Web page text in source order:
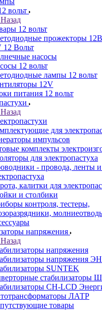
вольт
Назад
12 вольт
прожекторы 12В
12 Вольт
насосы
12 вольт
лампы 12 вольт
12V
питания 12 вольт
Назад
для
импульсов
комплекты
для электропастуха
- провода, ленты и
калитки для
и столбики
контроля, тестеры,
напряжения
Назад
напряжения
напряжения
SUNTEK
стабилизаторы
СН-LCD
ЛАТР
товары